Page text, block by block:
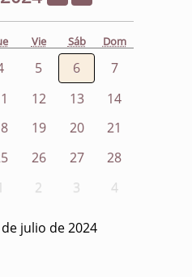
Vie Sáb Dom
5 6
7
12 13
14
19 20
21
26 27
28
2 3 4
julio de 2024